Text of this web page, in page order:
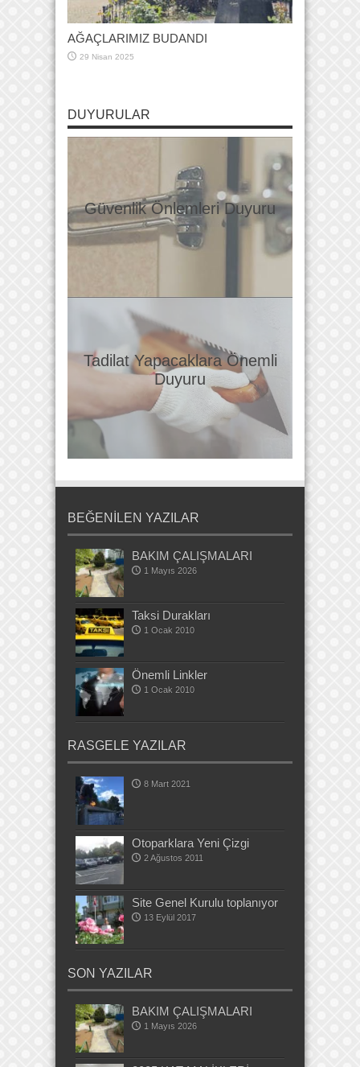
AĞAÇLARIMIZ BUDANDI
29 Nisan 2025
DUYURULAR
Güvenlik Önlemleri Duyuru
Tadilat Yapacaklara Önemli
Duyuru
BEĞENİLEN YAZILAR
BAKIM ÇALIŞMALARI
1 Mayıs 2026
Taksi Durakları
1 Ocak 2010
Önemli Linkler
1 Ocak 2010
RASGELE YAZILAR
8 Mart 2021
Otoparklara Yeni Çizgi
2 Ağustos 2011
Site Genel Kurulu toplanıyor
13 Eylül 2017
SON YAZILAR
BAKIM ÇALIŞMALARI
1 Mayıs 2026